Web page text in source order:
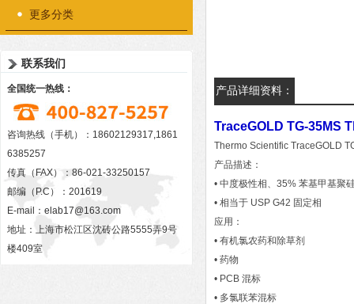
更多分类
联系我们
全国统一热线：
咨询热线（手机）：18602129317,1861
6385257
传真（FAX）：86-021-33250157
邮编（P.C）：201619
E-mail： elab17@163.com
地址：上海市松江区沈砖公路5555弄9号
楼409室
产品详细资料：
TraceGOLD TG-35MS
Thermo Scientific TraceGOLD
产品描述：
• 中度极性相、35% 苯基甲基聚
• 相当于 USP G42 固定相
应用：
• 有机氯农药和除草剂
• 药物
• PCB 混标
• 多氯联苯混标